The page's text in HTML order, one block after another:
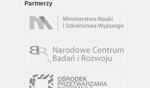
Partnerzy